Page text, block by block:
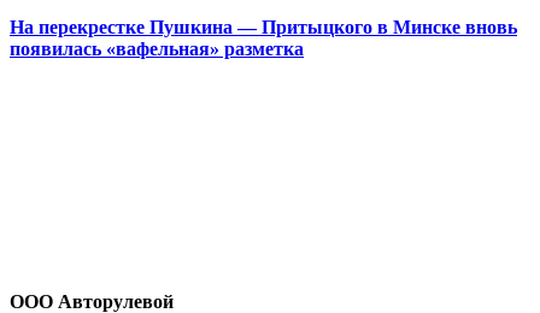
На перекрестке Пушкина — Притыцкого в Минске вновь
появилась «вафельная» разметка
ООО Авторулевой